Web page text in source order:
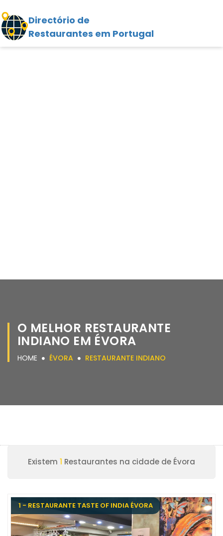
Directório de
Restaurantes em Portugal
O MELHOR RESTAURANTE
INDIANO EM ÉVORA
HOME ÉVORA RESTAURANTE INDIANO
Existem 1 Restaurantes na cidade de Évora
1 - RESTAURANTE TASTE OF INDIA ÉVORA